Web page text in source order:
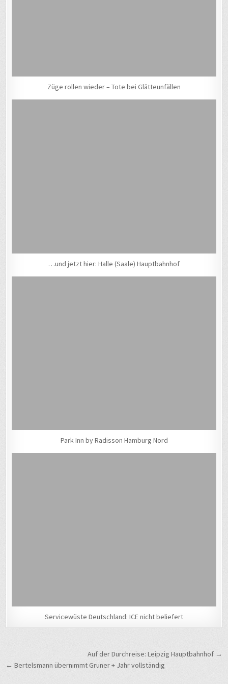
Züge rollen wieder – Tote bei Glätteunfällen
…und jetzt hier: Halle (Saale) Hauptbahnhof
Park Inn by Radisson Hamburg Nord
Servicewüste Deutschland: ICE nicht beliefert
BeitragsnavigationAuf der Durchreise: Leipzig Hauptbahnhof →
← Bertelsmann übernimmt Gruner + Jahr vollständig